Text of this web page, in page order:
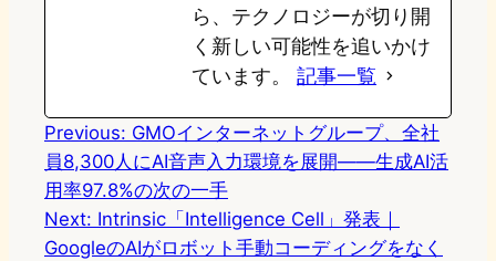
ら、テクノロジーが切り開
く新しい可能性を追いかけ
ています。 記事一覧
Previous: GMOインターネットグループ、全社
員8,300人にAI音声入力環境を展開——生成AI活
用率97.8%の次の一手
Next: Intrinsic「Intelligence Cell」発表｜
GoogleのAIがロボット手動コーディングをなく